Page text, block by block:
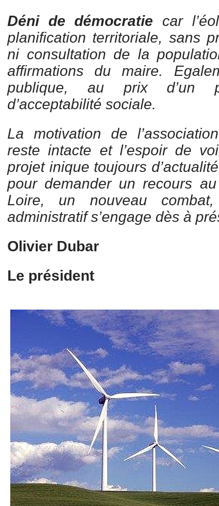
Déni de démocratie car
planification territoriale, sans
ni consultation de la
affirmations du maire.
publique, au prix d’un
d’acceptabilité sociale.
La motivation de
reste intacte et l’espoir de
projet inique toujours
pour demander un recours
Loire, un nouveau
administratif s’engage dès à
Olivier Dubar
Le président